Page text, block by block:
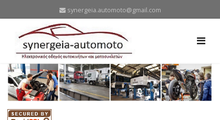
synergeia.automoto@gmail.com